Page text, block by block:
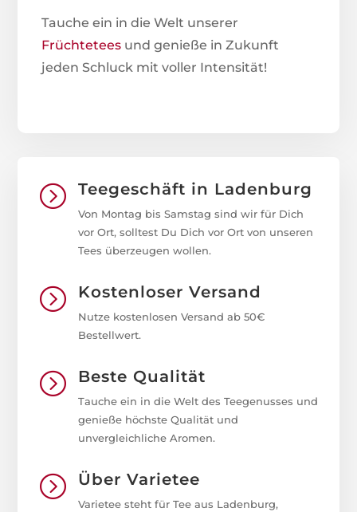
Tauche ein in die Welt unserer
Früchtetees und genieße in Zukunft
jeden Schluck mit voller Intensität!
= Teegeschäft in Ladenburg
Von Montag bis Samstag sind wir für Dich
vor Ort, solltest Du Dich vor Ort von unseren
Tees überzeugen wollen.
= Kostenloser Versand
Nutze kostenlosen Versand ab 50€
Bestellwert.
= Beste Qualität
Tauche ein in die Welt des Teegenusses und
genieße höchste Qualität und
unvergleichliche Aromen.
= Über Varietee
Varietee steht für Tee aus Ladenburg,